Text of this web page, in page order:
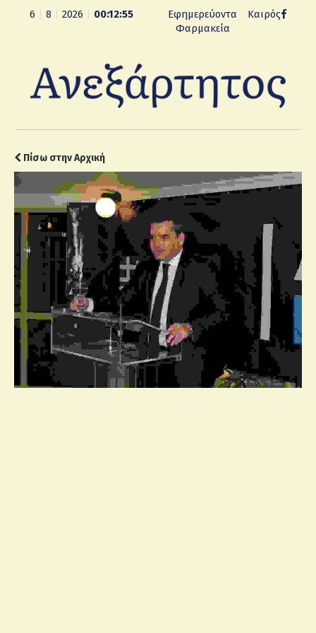
6 8 2026 00:12:56
Εφημερεύοντα
Φαρμακεία
Καιρός
Πίσω στην Αρχική